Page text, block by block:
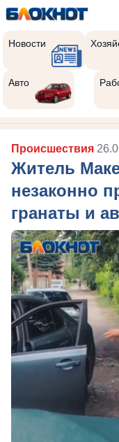
Новости
Авто
Происшествия
Житель
незаконно
гранаты и